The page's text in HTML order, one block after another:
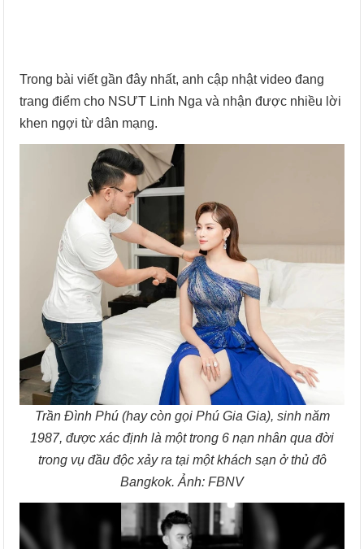
Trong bài viết gần đây nhất, anh cập nhật video đang
trang điểm cho NSƯT Linh Nga và nhận được nhiều lời
khen ngợi từ dân mạng.
Trần Đình Phú (hay còn gọi Phú Gia Gia), sinh năm
1987, được xác định là một trong 6 nạn nhân qua đời
trong vụ đầu độc xảy ra tại một khách sạn ở thủ đô
Bangkok. Ảnh: FBNV